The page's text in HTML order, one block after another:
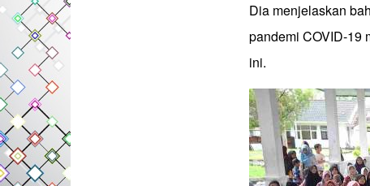
Dia menjelaskan
pandemi COVID-19
ini.